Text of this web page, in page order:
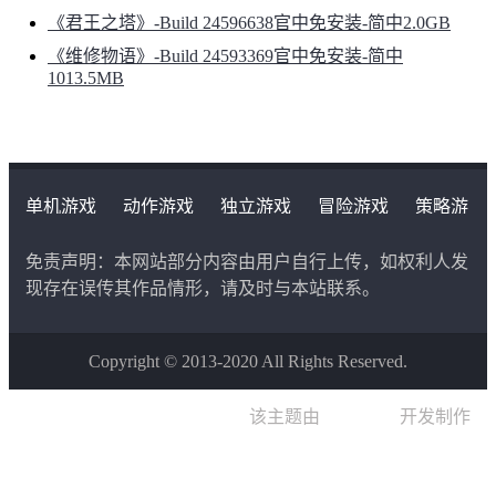
《君王之塔》-Build 24596638官中免安装-简中2.0GB
《维修物语》-Build 24593369官中免安装-简中
1013.5MB
单机游戏 动作游戏 独立游戏 冒险游戏
策略游
免责声明：本网站部分内容由用户自行上传，如权利人发
现存在误传其作品情形，请及时与本站联系。
Copyright © 2013-2020 All Rights Reserved.
该主题由 开发制作